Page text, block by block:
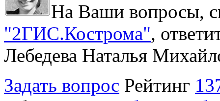
На Ваши вопросы,
"2ГИС.Кострома",
Лебедева Наталья
Задать вопрос Рейтинг